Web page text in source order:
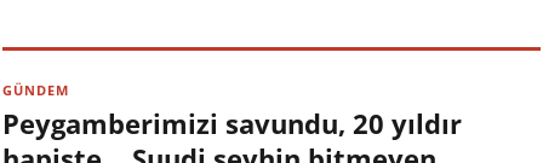
GÜNDEM
Peygamberimizi savundu, 20 yıldır